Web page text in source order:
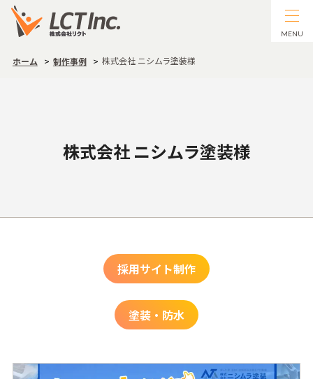
MENU
ホーム 制作事例 株式会社 ニシムラ塗装様
株式会社 ニシムラ塗装様
採用サイト制作
塗装・防水